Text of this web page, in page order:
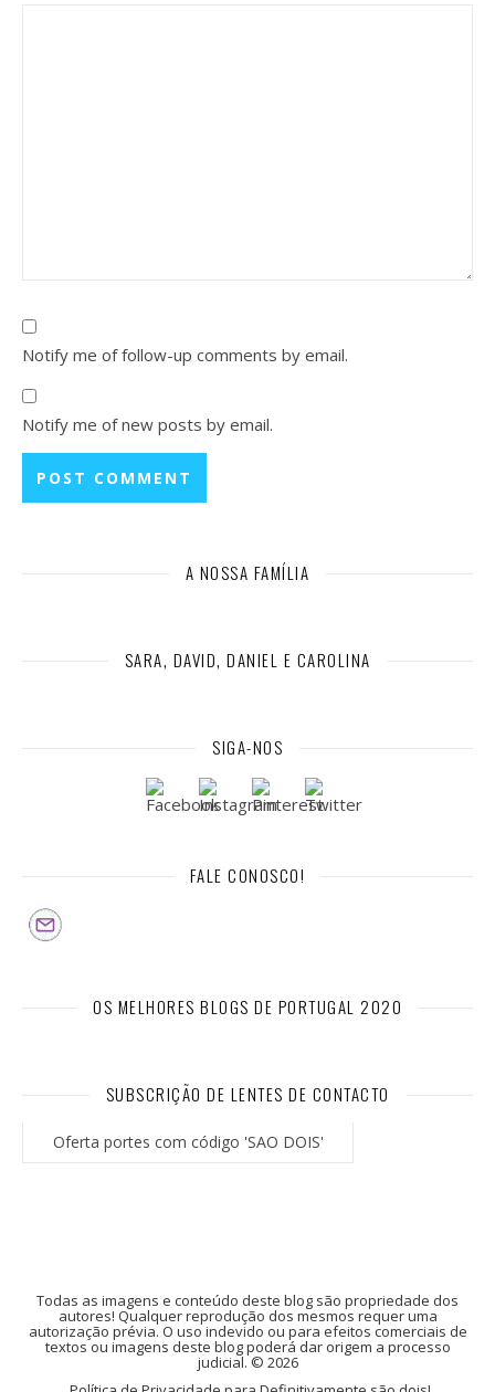
Notify me of follow-up comments by email.
Notify me of new posts by email.
A NOSSA FAMÍLIA
SARA, DAVID, DANIEL E CAROLINA
SIGA-NOS
FALE CONOSCO!
OS MELHORES BLOGS DE PORTUGAL 2020
SUBSCRIÇÃO DE LENTES DE CONTACTO
Oferta portes com código 'SAO DOIS'
Todas as imagens e conteúdo deste blog são propriedade dos
autores! Qualquer reprodução dos mesmos requer uma
autorização prévia. O uso indevido ou para efeitos comerciais de
textos ou imagens deste blog poderá dar origem a processo
judicial. © 2026